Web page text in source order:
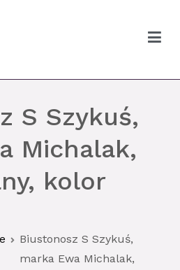
S Szykuś,
Michalak,
kolor
Biustonosz S Szykuś,
marka Ewa Michalak,